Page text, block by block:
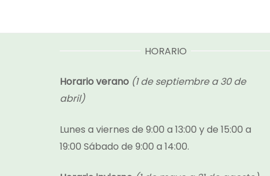
HORARIO
Horario verano (1 de septiembre a 30 de
abril)
Lunes a viernes de 9:00 a 13:00 y de 15:00 a
19:00 Sábado de 9:00 a 14:00.